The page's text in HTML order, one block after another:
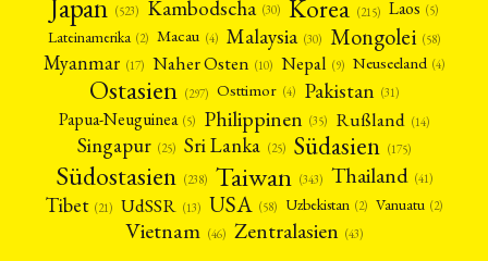
(523) Kambodscha (30) Korea (215) Laos (5)
Lateinamerika (2) Macau (4) Malaysia (30) Mongolei (58)
Myanmar (17) Naher Osten (10) Nepal (9) Neuseeland (4)
Ostasien (297) Osttimor (4) Pakistan (31)
Papua-Neuguinea (5) Philippinen (35) Rußland (14)
Singapur (25) Sri Lanka (25) Südasien (175)
Südostasien (238) Taiwan (343) Thailand (41)
Tibet (21) UdSSR (13) USA (58) Uzbekistan (2) Vanuatu (2)
Vietnam (46) Zentralasien (43)